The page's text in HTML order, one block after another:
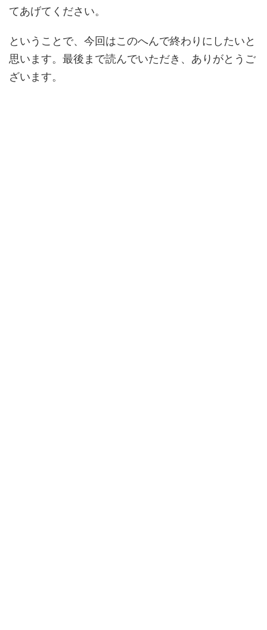
てあげてください。
ということで、今回はこのへんで終わりにしたいと
思います。最後まで読んでいただき、ありがとうご
ざいます。